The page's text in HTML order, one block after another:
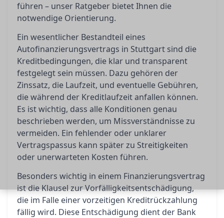
führen – unser Ratgeber bietet Ihnen die
notwendige Orientierung.
Ein wesentlicher Bestandteil eines
Autofinanzierungsvertrags in Stuttgart sind die
Kreditbedingungen, die klar und transparent
festgelegt sein müssen. Dazu gehören der
Zinssatz, die Laufzeit, und eventuelle Gebühren,
die während der Kreditlaufzeit anfallen können.
Es ist wichtig, dass alle Konditionen genau
beschrieben werden, um Missverständnisse zu
vermeiden. Ein fehlender oder unklarer
Vertragspassus kann später zu Streitigkeiten
oder unerwarteten Kosten führen.
Besonders wichtig in einem Finanzierungsvertrag
ist die Klausel zur Vorfälligkeitsentschädigung,
die im Falle einer vorzeitigen Kreditrückzahlung
fällig wird. Diese Entschädigung dient der Bank